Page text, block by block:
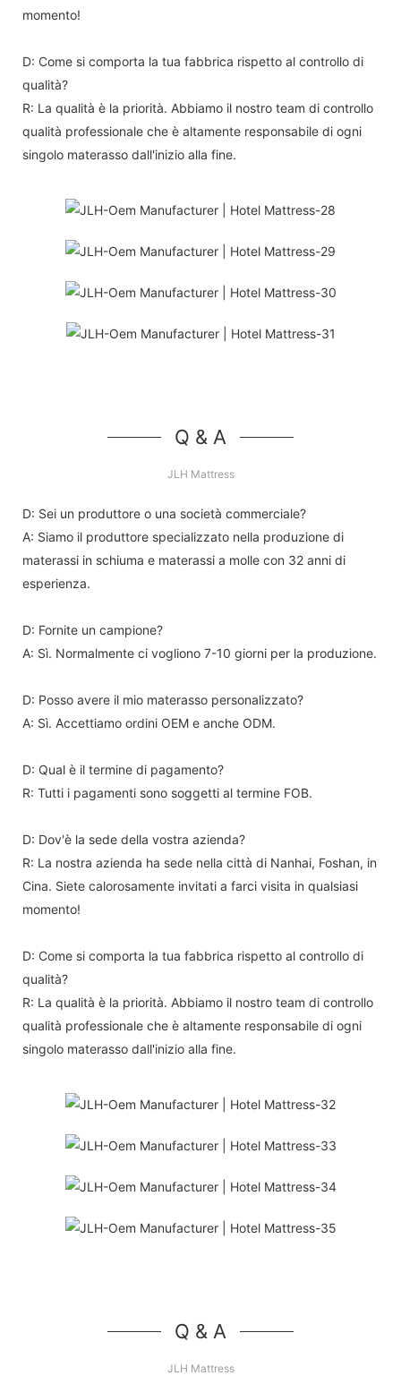
momento!
D: Come si comporta la tua fabbrica rispetto al controllo di
qualità?
R: La qualità è la priorità. Abbiamo il nostro team di controllo
qualità professionale che è altamente responsabile di ogni
singolo materasso dall'inizio alla fine.
Q & A
JLH Mattress
D: Sei un produttore o una società commerciale?
A: Siamo il produttore specializzato nella produzione di
materassi in schiuma e materassi a molle con 32 anni di
esperienza.
D: Fornite un campione?
A: Sì. Normalmente ci vogliono 7-10 giorni per la produzione.
D: Posso avere il mio materasso personalizzato?
A: Sì. Accettiamo ordini OEM e anche ODM.
D: Qual è il termine di pagamento?
R: Tutti i pagamenti sono soggetti al termine FOB.
D: Dov'è la sede della vostra azienda?
R: La nostra azienda ha sede nella città di Nanhai, Foshan, in
Cina. Siete calorosamente invitati a farci visita in qualsiasi
momento!
D: Come si comporta la tua fabbrica rispetto al controllo di
qualità?
R: La qualità è la priorità. Abbiamo il nostro team di controllo
qualità professionale che è altamente responsabile di ogni
singolo materasso dall'inizio alla fine.
Q & A
JLH Mattress